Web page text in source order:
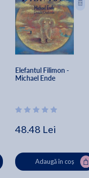
Elefantul Filimon -
Michael Ende
48.48 Lei
Adaugă în coș